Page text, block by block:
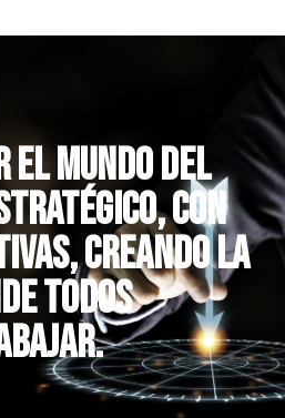
el mundo del
con
creando la
todos